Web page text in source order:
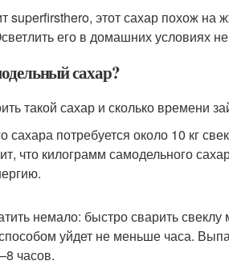
superfirsthero, этот сахар похож на
его в домашних условиях не
сахар?
такой сахар и сколько времени
сахара потребуется около 10 кг
что килограмм самодельного
немало: быстро сварить
уйдет не меньше часа.
часов.